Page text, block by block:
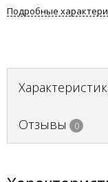
Подробные
Отзывы 0